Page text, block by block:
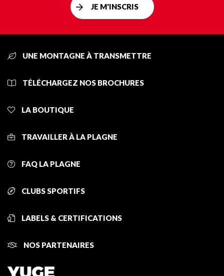
JE M'INSCRIS
UNE MONTAGNE À TRANSMETTRE
TÉLÉCHARGEZ NOS BROCHURES
LA BOUTIQUE
TRAVAILLER À LA PLAGNE
FAQ LA PLAGNE
CLUBS SPORTIFS
LABELS & CERTIFICATIONS
NOS PARTENAIRES